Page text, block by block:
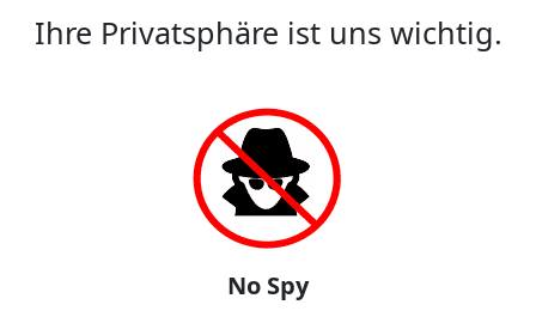
Ihre Privatsphäre ist uns wichtig.
No Spy